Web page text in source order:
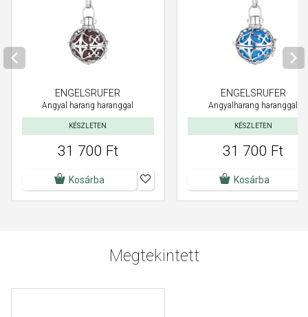
ENGELSRUFER
Angyal harang haranggal
KÉSZLETEN
31 700 Ft
Kosárba
ENGELSRUFER
Angyalharang haranggal
KÉSZLETEN
31 700 Ft
Kosárba
Megtekintett